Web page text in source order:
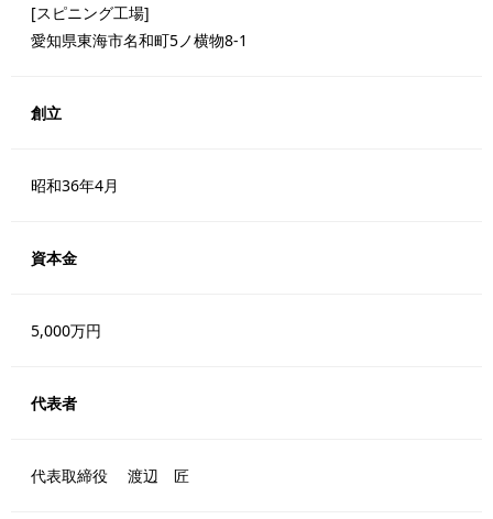
[スピニング工場]
愛知県東海市名和町5ノ横物8-1
創立
昭和36年4月
資本金
5,000万円
代表者
代表取締役 渡辺 匠